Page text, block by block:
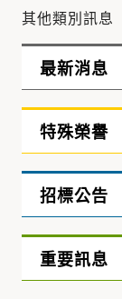
其他類別訊息
最新消息
特殊榮譽
招標公告
重要訊息